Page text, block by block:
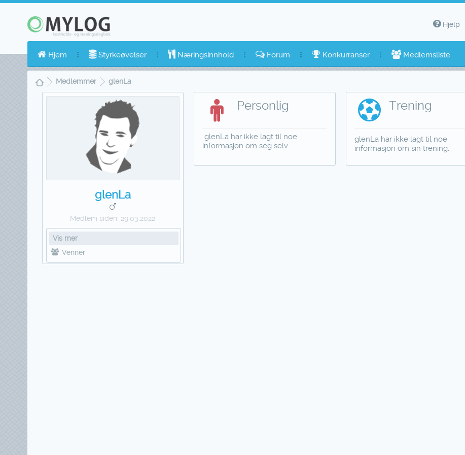
Hjelp
Hjem Styrkeøvelser Næringsinnhold Forum Konkurranser Medlemsliste
Medlemmer glenLa
glenLa
Medlem siden: 29.03.2022
Vis mer
Venner
Personlig
glenLa har ikke lagt til noe
informasjon om seg selv.
Trening
glenLa har ikke lagt til noe
informasjon om sin trening.